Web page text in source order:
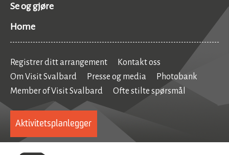
Se og gjøre
Home
Registrer ditt arrangement
Kontakt oss
Om Visit Svalbard
Presse og media
Photobank
Member of Visit Svalbard
Ofte stilte spørsmål
Aktivitetsplanlegger